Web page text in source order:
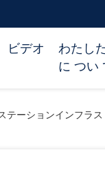
ビデオ
わたし
に つい
テーションインフラ